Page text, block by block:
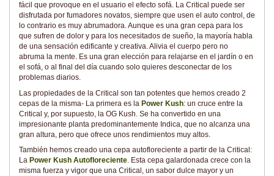
fácil que provoque en el usuario el efecto sofá. La Critical puede ser
disfrutada por fumadores novatos, siempre que usen el auto control, de
lo contrario es muy abrumadora. Aunque es una gran cepa para los
que sufren de dolor y para los necesitados de sueño, la mayoría habla
de una sensación edificante y creativa. Alivia el cuerpo pero no
abruma la mente. Es una gran elección para relajarse en el jardín o en
el sofá, o al final del día cuando solo quieres desconectar de los
problemas diarios.
Las propiedades de la Critical son tan potentes que hemos creado 2
cepas de la misma- La primera es la Power Kush: un cruce entre la
Critical y, por supuesto, la OG Kush. Se ha convertido en una
impresionante planta predominantemente Indica, que no alcanza una
gran altura, pero que ofrece unos rendimientos muy altos.
También hemos creado una cepa autofloreciente a partir de la Critical:
La Power Kush Autofloreciente. Esta cepa galardonada crece con la
misma fuerza y vigor que una Critical, un sabor dulce mayor y un